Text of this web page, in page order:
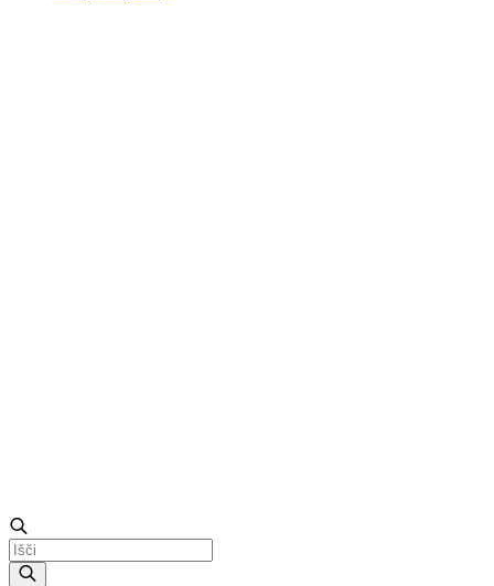
Products
search